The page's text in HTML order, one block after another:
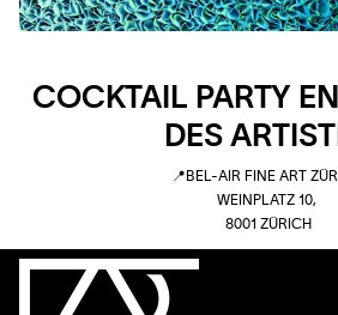
COCKTAIL PARTY
DES
📍BEL-AIR FINE ART
WEINPLATZ 10,
8001 ZÜRICH